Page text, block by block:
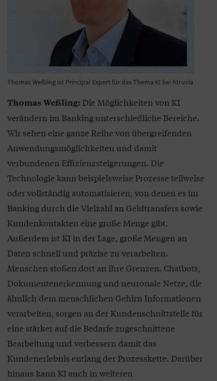
Thomas Weßling ist Principal Expert für das Thema KI bei Atruvia
Thomas Weßling: Die Möglichkeiten von KI
verändern im Banking unterschiedliche Bereiche.
Wir sehen eine ganze Reihe von übergreifenden
Anwendungsmöglichkeiten und damit
verbundenen Effizienzsteigerungen. Die
Technologie kann beispielsweise Prozesse teilweise
oder vollständig automatisieren, von denen es im
Banking durch die Vielzahl an Geldtransfers sowie
Kundenkontakten eine große Menge gibt.
Außerdem ist KI in der Lage, große Mengen an
Daten schnell und präzise zu verarbeiten.
Menschen stoßen dort an ihre Grenzen. Chatbots,
Dokumentenerkennung und neuronale Netze, die
ähnlich dem menschlichen Gehirn Informationen
verarbeiten, sorgen an der Kundenschnittstelle für
eine stärker auf die Bedarfe zugeschnittene
Bearbeitung und verbessern damit das
Kundenerlebnis entlang der Prozesskette. Darüber
hinaus kann KI auch in weiteren